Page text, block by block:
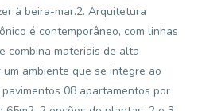
à beira-mar.2. Arquitetura
é contemporâneo, com linhas
combina materiais de alta
ambiente que se integre ao
08 apartamentos por